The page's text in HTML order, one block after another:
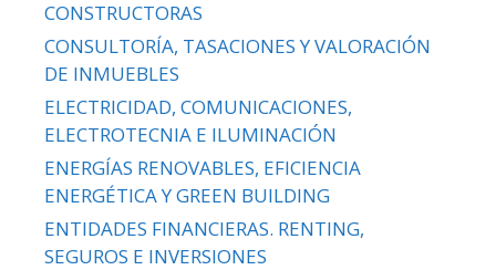
CONSTRUCTORAS
CONSULTORÍA, TASACIONES Y VALORACIÓN
DE INMUEBLES
ELECTRICIDAD, COMUNICACIONES,
ELECTROTECNIA E ILUMINACIÓN
ENERGÍAS RENOVABLES, EFICIENCIA
ENERGÉTICA Y GREEN BUILDING
ENTIDADES FINANCIERAS. RENTING,
SEGUROS E INVERSIONES